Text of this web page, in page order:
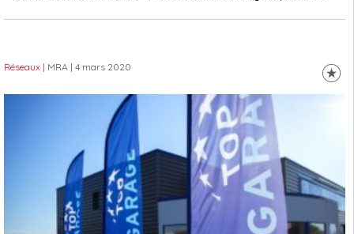
Réseaux | MRA | 4 mars 2020